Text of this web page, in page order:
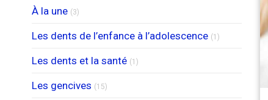
À la une (3)
Les dents de l’enfance à l’adolescence (1) Articles Count
Les dents et la santé (1)
Les gencives (15)